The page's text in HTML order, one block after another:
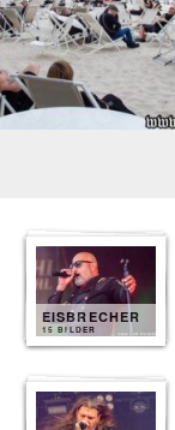
EISBRECHER
15 BILDER